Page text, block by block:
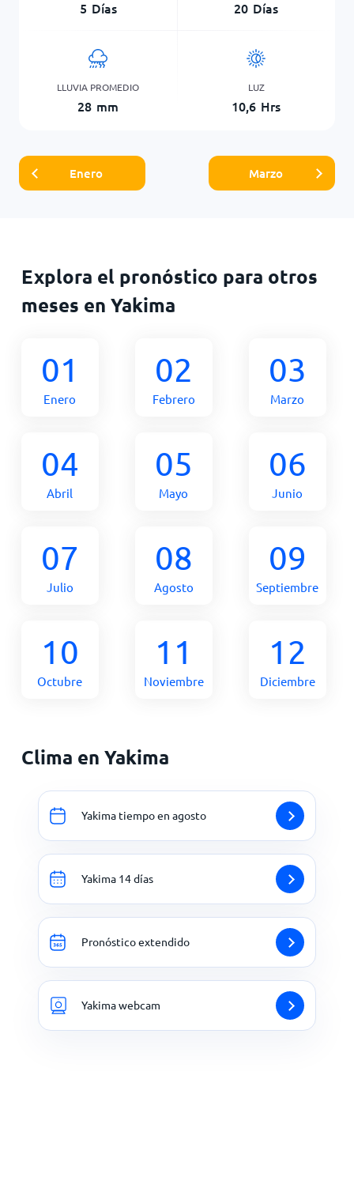
5 Días 20 Días
LLUVIA PROMEDIO
28 mm
LUZ
10,6 Hrs
Enero Marzo
Explora el pronóstico para otros
meses en Yakima
01
Enero
02
Febrero
03
Marzo
04
Abril
05
Mayo
06
Junio
07
Julio
08
Agosto
09
Septiembre
10
Octubre
11
Noviembre
12
Diciembre
Clima en Yakima
Yakima tiempo en agosto
Yakima 14 días
Pronóstico extendido
Yakima webcam